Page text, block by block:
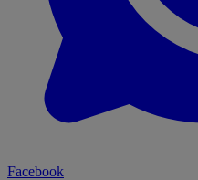
Facebook